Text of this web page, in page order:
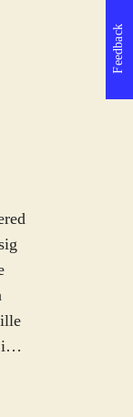
Feedback